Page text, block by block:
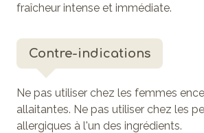
fraîcheur intense et immédiate.
Contre-indications
Ne pas utiliser chez les femmes
allaitantes. Ne pas utiliser chez les
allergiques à l'un des ingrédients.